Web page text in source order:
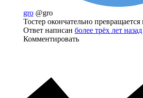
gro @gro
Тостер окончательно
Ответ написан более трёх лет назад
Комментировать